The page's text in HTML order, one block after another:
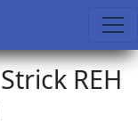
REH